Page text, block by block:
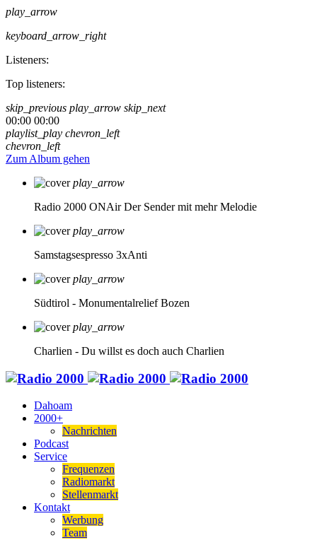
play_arrow
keyboard_arrow_right
Listeners:
Top listeners:
skip_previous play_arrow skip_next
00:00 00:00
playlist_play chevron_left
chevron_left
Zum Album gehen
play_arrow
Radio 2000 ONAir Der Sender mit mehr Melodie
play_arrow
Samstagsespresso 3xAnti
play_arrow
Südtirol - Monumentalrelief Bozen
play_arrow
Charlien - Du willst es doch auch Charlien
Dahoam
2000+
Nachrichten
Podcast
Service
Frequenzen
Radiomarkt
Stellenmarkt
Kontakt
Werbung
Team